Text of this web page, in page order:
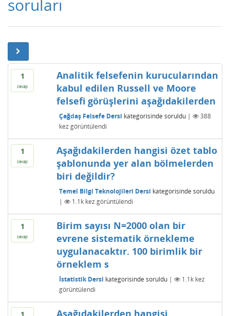
soruları
1
cevap
Analitik felsefenin kurucularından
kabul edilen Russell ve Moore
felsefi görüşlerini aşağıdakilerden
Çağdaş Felsefe Dersi kategorisinde soruldu |
388
kez görüntülendi
1
cevap
Aşağıdakilerden hangisi özet tablo
şablonunda yer alan bölmelerden
biri değildir?
Temel Bilgi Teknolojileri Dersi kategorisinde soruldu
|
1.1kkez görüntülendi
1
cevap
Birim sayısı N=2000 olan bir
evrene sistematik örnekleme
uygulanacaktır. 100 birimlik bir
örneklem s
İstatistik Dersi kategorisinde soruldu | 1.1kkez
görüntülendi
Aşağıdakilerden hangisi